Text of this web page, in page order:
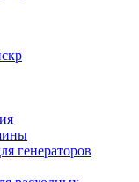
генераторов